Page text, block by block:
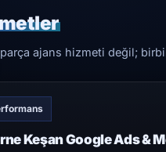
ajans hizmeti değil;
Keşan Google Ads &